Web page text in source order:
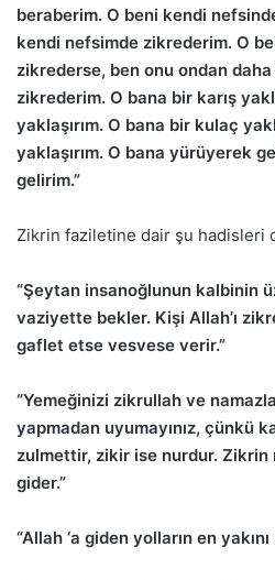
beraberim. O beni kendi
kendi nefsimde zikrederim. O
zikrederse, ben onu ondan
zikrederim. O bana bir karış
yaklaşırım. O bana bir kulaç
yaklaşırım. O bana yürüyerek
gelirim.”
Zikrin faziletine dair şu hadisleri
“Şeytan insanoğlunun kalbinin
vaziyette bekler. Kişi Allah’ı
gaflet etse vesvese verir.”
“Yemeğinizi zikrullah ve
yapmadan uyumayınız, çünkü
zulmettir, zikir ise nurdur. Zikrin
gider.”
“Allah ‘a giden yolların en